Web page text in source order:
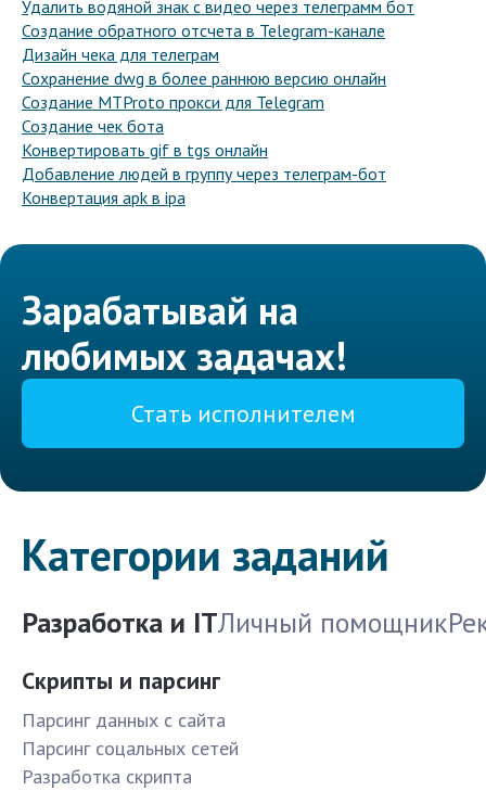
Удалить водяной знак с видео через телеграмм бот
Создание обратного отсчета в Telegram-канале
Дизайн чека для телеграм
Сохранение dwg в более раннюю версию онлайн
Создание MTProto прокси для Telegram
Создание чек бота
Конвертировать gif в tgs онлайн
Добавление людей в группу через телеграм-бот
Конвертация apk в ipa
Зарабатывай на
любимых задачах!
Стать исполнителем
Категории заданий
Разработка и ITЛичный помощник
Скрипты и парсинг
Парсинг данных с сайта
Парсинг соцальных сетей
Разработка скрипта